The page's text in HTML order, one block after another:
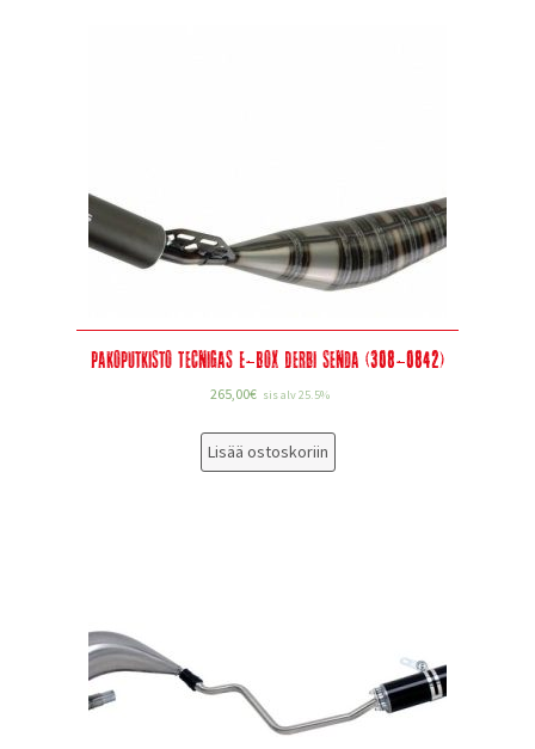
Pakoputkisto Tecnigas E-Box Derbi Senda (308-0842)
265,00€ sis alv 25.5%
Lisää ostoskoriin